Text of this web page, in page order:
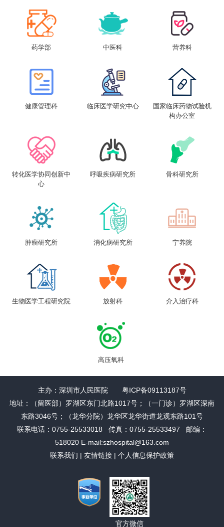
药学部 中医科 营养科
健康管理科 临床医学研究中心
国家临床药物试验机
构办公室
转化医学协同创新中
心
呼吸疾病研究所 骨科研究所
肿瘤研究所 消化病研究所 宁养院
生物医学工程研究院 放射科 介入治疗科
高压氧科
主办：深圳市人民医院 粤ICP备09113187号
地址：（留医部）罗湖区东门北路1017号；（一门诊）罗湖区深南
东路3046号；（龙华分院）龙华区龙华街道龙观东路101号
联系电话：0755-25533018 传真：0755-25533497 邮编：
518020 E-mail:szhospital@163.com
联系我们 | 友情链接 | 个人信息保护政策
官方微信